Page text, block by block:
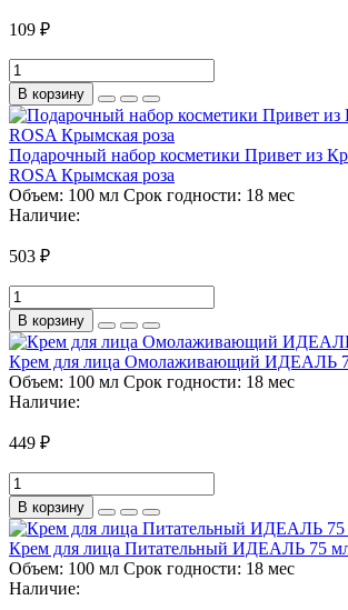
109 ₽
В корзину
Подарочный набор косметики Привет из
ROSA Крымская роза
Объем: 100 мл Срок годности: 18 мес
Наличие:
503 ₽
В корзину
Крем для лица Омолаживающий ИДЕАЛЬ
Объем: 100 мл Срок годности: 18 мес
Наличие:
449 ₽
В корзину
Крем для лица Питательный ИДЕАЛЬ 75
Объем: 100 мл Срок годности: 18 мес
Наличие: